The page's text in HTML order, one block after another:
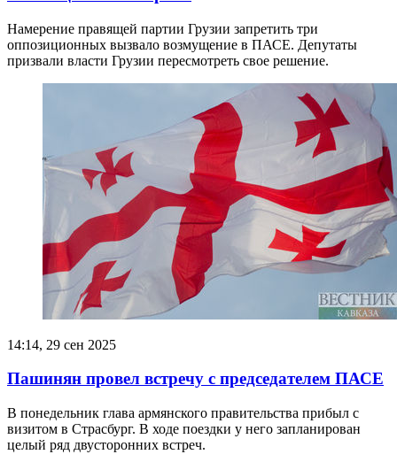
Намерение правящей партии Грузии запретить три
оппозиционных вызвало возмущение в ПАСЕ. Депутаты
призвали власти Грузии пересмотреть свое решение.
14:14, 29 сен 2025
Пашинян провел встречу с председателем ПАСЕ
В понедельник глава армянского правительства прибыл с
визитом в Страсбург. В ходе поездки у него запланирован
целый ряд двусторонних встреч.